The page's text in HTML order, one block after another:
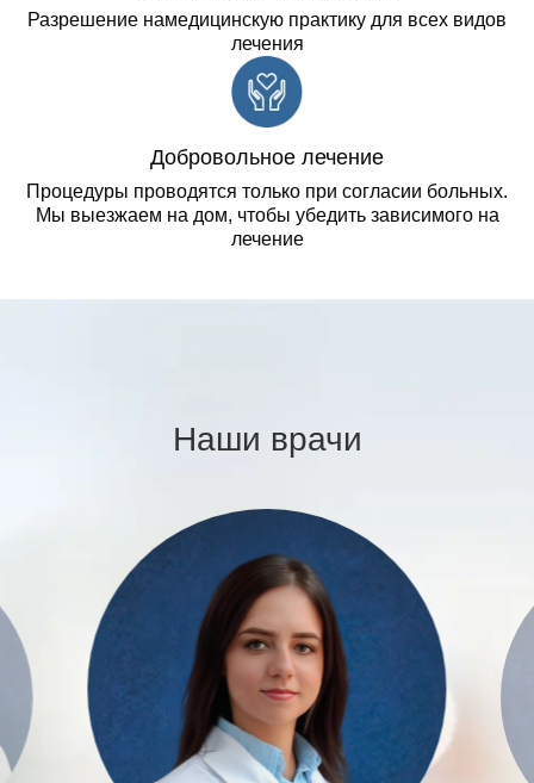
Разрешение намедицинскую практику для всех видов
лечения
Добровольное лечение
Процедуры проводятся только при согласии больных.
Мы выезжаем на дом, чтобы убедить зависимого на
лечение
Наши врачи